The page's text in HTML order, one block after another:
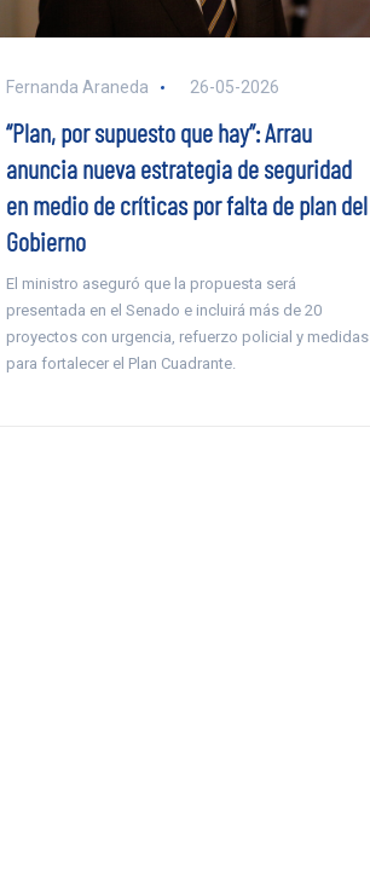
Fernanda Araneda 26-05-2026
“Plan, por supuesto que hay”: Arrau
anuncia nueva estrategia de seguridad
en medio de críticas por falta de plan del
Gobierno
El ministro aseguró que la propuesta será
presentada en el Senado e incluirá más de 20
proyectos con urgencia, refuerzo policial y medidas
para fortalecer el Plan Cuadrante.